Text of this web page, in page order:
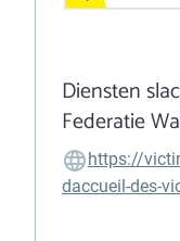
Diensten
Federatie
https://
daccueil-des-